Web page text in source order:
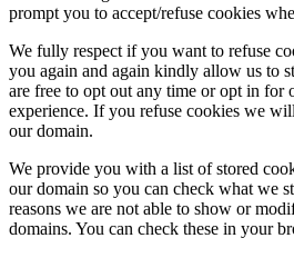
prompt you to accept/refuse cookies
We fully respect if you want to refuse
you again and again kindly allow us to
are free to opt out any time or opt in for
experience. If you refuse cookies we
our domain.
We provide you with a list of stored
our domain so you can check what we
reasons we are not able to show or
domains. You can check these in your